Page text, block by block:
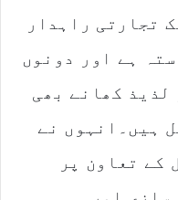
تجارتی راہدار
ہے اور دونوں
لذیذ کھانے بھی
ہیں۔انہوں نے
کے تعاون پر